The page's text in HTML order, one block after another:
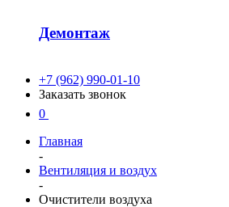
Демонтаж
+7 (962) 990-01-10
Заказать звонок
0
Главная
-
Вентиляция и воздух
-
Очистители воздуха